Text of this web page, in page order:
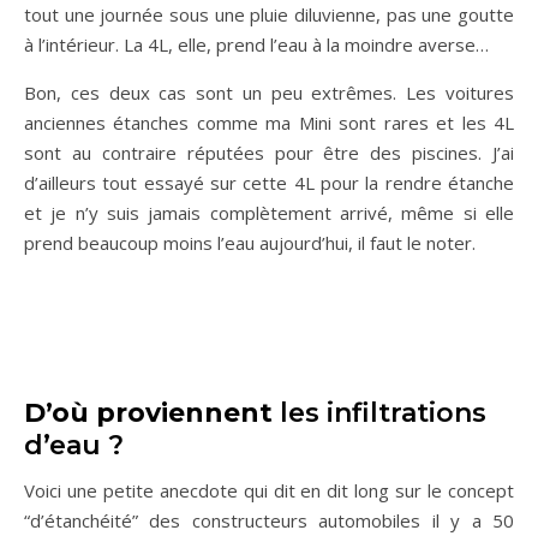
tout une journée sous une pluie diluvienne, pas une goutte
à l’intérieur. La 4L, elle, prend l’eau à la moindre averse…
Bon, ces deux cas sont un peu extrêmes. Les voitures
anciennes étanches comme ma Mini sont rares et les 4L
sont au contraire réputées pour être des piscines. J’ai
d’ailleurs tout essayé sur cette 4L pour la rendre étanche
et je n’y suis jamais complètement arrivé, même si elle
prend beaucoup moins l’eau aujourd’hui, il faut le noter.
D’où proviennent les infiltrations
d’eau ?
Voici une petite anecdote qui dit en dit long sur le concept
“d’étanchéité” des constructeurs automobiles il y a 50